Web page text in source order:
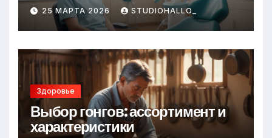
25 МАРТА 2026 STUDIOHALLO_
Здоровье
Выбор гонгов: ассортимент и
характеристики